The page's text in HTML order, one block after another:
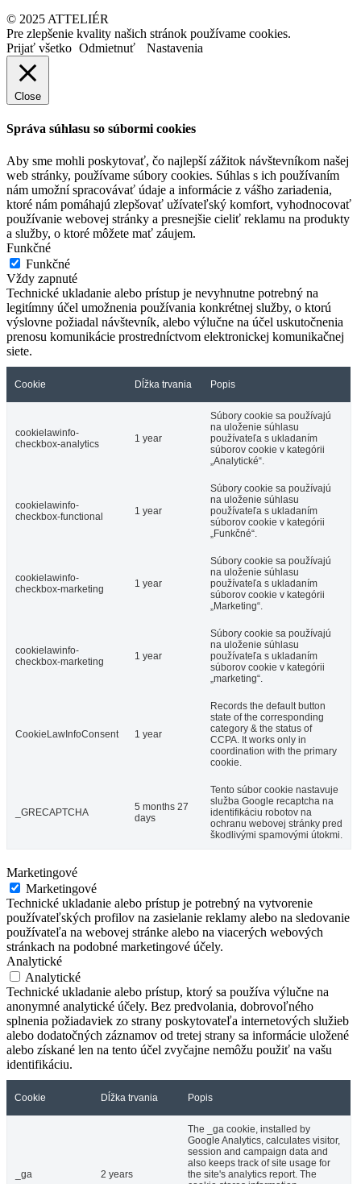
© 2025 ATTELIÉR
Pre zlepšenie kvality našich stránok používame cookies.
Prijať všetko Odmietnuť Nastavenia
Close
Správa súhlasu so súbormi cookies
Aby sme mohli poskytovať, čo najlepší zážitok návštevníkom našej
web stránky, používame súbory cookies. Súhlas s ich používaním
nám umožní spracovávať údaje a informácie z vášho zariadenia,
ktoré nám pomáhajú zlepšovať užívateľský komfort, vyhodnocovať
používanie webovej stránky a presnejšie cieliť reklamu na produkty
a služby, o ktoré môžete mať záujem.
Funkčné
Funkčné
Vždy zapnuté
Technické ukladanie alebo prístup je nevyhnutne potrebný na
legitímny účel umožnenia používania konkrétnej služby, o ktorú
výslovne požiadal návštevník, alebo výlučne na účel uskutočnenia
prenosu komunikácie prostredníctvom elektronickej komunikačnej
siete.
Cookie Dĺžka trvania Popis
cookielawinfo-
checkbox-analytics
1 year
Súbory cookie sa používajú
na uloženie súhlasu
používateľa s ukladaním
súborov cookie v kategórii
„Analytické“.
cookielawinfo-
checkbox-functional
1 year
Súbory cookie sa používajú
na uloženie súhlasu
používateľa s ukladaním
súborov cookie v kategórii
„Funkčné“.
cookielawinfo-
checkbox-marketing
1 year
Súbory cookie sa používajú
na uloženie súhlasu
používateľa s ukladaním
súborov cookie v kategórii
„Marketing“.
cookielawinfo-
checkbox-marketing
1 year
Súbory cookie sa používajú
na uloženie súhlasu
používateľa s ukladaním
súborov cookie v kategórii
„marketing“.
CookieLawInfoConsent 1 year
Records the default button
state of the corresponding
category & the status of
CCPA. It works only in
coordination with the primary
cookie.
_GRECAPTCHA
5 months 27
days
Tento súbor cookie nastavuje
služba Google recaptcha na
identifikáciu robotov na
ochranu webovej stránky pred
škodlivými spamovými útokmi.
Marketingové
Marketingové
Technické ukladanie alebo prístup je potrebný na vytvorenie
používateľských profilov na zasielanie reklamy alebo na sledovanie
používateľa na webovej stránke alebo na viacerých webových
stránkach na podobné marketingové účely.
Analytické
Analytické
Technické ukladanie alebo prístup, ktorý sa používa výlučne na
anonymné analytické účely. Bez predvolania, dobrovoľného
splnenia požiadaviek zo strany poskytovateľa internetových služieb
alebo dodatočných záznamov od tretej strany sa informácie uložené
alebo získané len na tento účel zvyčajne nemôžu použiť na vašu
identifikáciu.
Cookie Dĺžka trvania Popis
_ga 2 years
The _ga cookie, installed by
Google Analytics, calculates visitor,
session and campaign data and
also keeps track of site usage for
the site's analytics report. The